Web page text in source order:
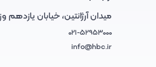
میدان آرژانتین، خیابان یازدهم
021-52953000
info@hbc.ir